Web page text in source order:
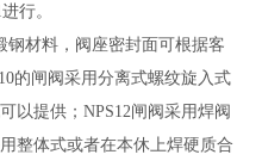
进行。
钢材料，阀座密封面可根据客
的闸阀采用分离式螺纹旋入式
以提供； NPS12闸阀采用焊阀
整体式或者在本休上焊硬质合